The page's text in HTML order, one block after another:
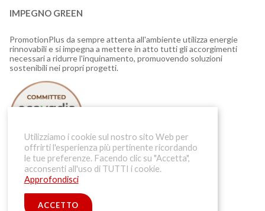
Utilizziamo i cookie sul nostro sito Web per
offrirti l'esperienza più pertinente ricordando
le tue preferenze. Facendo clic su "Accetta",
acconsenti all'uso di TUTTI i cookie.
Approfondisci
ACCETTO
IMPEGNO GREEN
PromotionPlus da sempre attenta all'ambiente utilizza energie
rinnovabili e si impegna a mettere in atto tutti gli accorgimenti
necessari a ridurre l'inquinamento, promuovendo soluzioni
sostenibili nei propri progetti.
Riconoscimento per i risultati ottenuti nella sostenibilità
Codice Etico